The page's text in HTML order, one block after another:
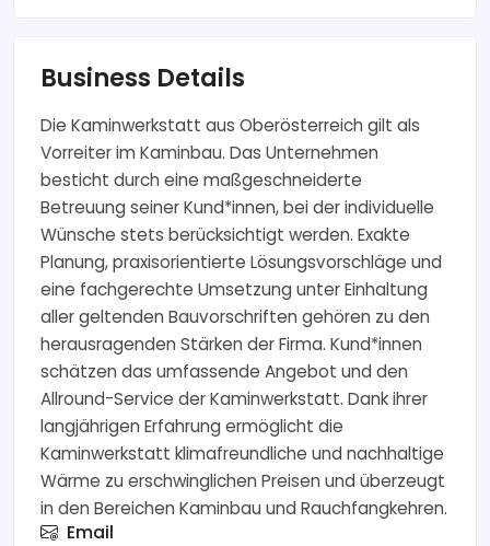
Business Details
Die Kaminwerkstatt aus Oberösterreich gilt als
Vorreiter im Kaminbau. Das Unternehmen
besticht durch eine maßgeschneiderte
Betreuung seiner Kund*innen, bei der individuelle
Wünsche stets berücksichtigt werden. Exakte
Planung, praxisorientierte Lösungsvorschläge und
eine fachgerechte Umsetzung unter Einhaltung
aller geltenden Bauvorschriften gehören zu den
herausragenden Stärken der Firma. Kund*innen
schätzen das umfassende Angebot und den
Allround-Service der Kaminwerkstatt. Dank ihrer
langjährigen Erfahrung ermöglicht die
Kaminwerkstatt klimafreundliche und nachhaltige
Wärme zu erschwinglichen Preisen und überzeugt
in den Bereichen Kaminbau und Rauchfangkehren.
Email